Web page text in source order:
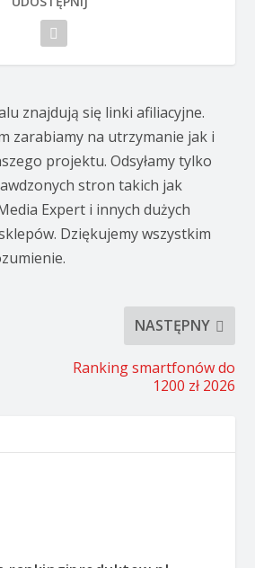
znajdują się linki afiliacyjne.
zarabiamy na utrzymanie jak i
projektu. Odsyłamy tylko
stron takich jak
Expert i innych dużych
Dziękujemy wszystkim
NASTĘPNY
Ranking smartfonów do
1200 zł 2026